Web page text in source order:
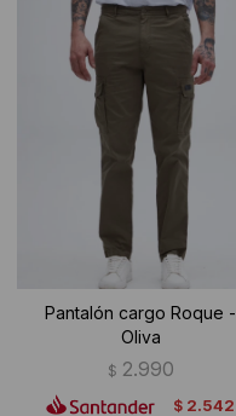
Pantalón cargo Roque -
Oliva
$ 2.990
$ 2.542